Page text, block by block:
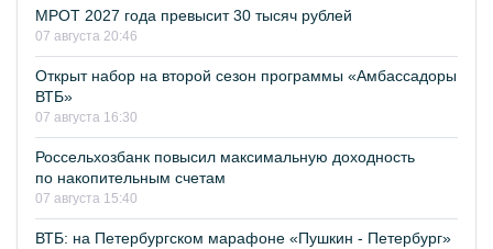
МРОТ 2027 года превысит 30 тысяч рублей
07 августа 20:46
Открыт набор на второй сезон программы «Амбассадоры
ВТБ»
07 августа 16:30
Россельхозбанк повысил максимальную доходность
по накопительным счетам
07 августа 15:40
ВТБ: на Петербургском марафоне «Пушкин - Петербург»